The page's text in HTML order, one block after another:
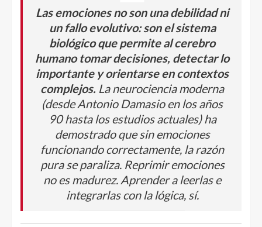
Las emociones no son una debilidad ni
un fallo evolutivo: son el sistema
biológico que permite al cerebro
humano tomar decisiones, detectar lo
importante y orientarse en contextos
complejos. La neurociencia moderna
(desde Antonio Damasio en los años
90 hasta los estudios actuales) ha
demostrado que sin emociones
funcionando correctamente, la razón
pura se paraliza. Reprimir emociones
no es madurez. Aprender a leerlas e
integrarlas con la lógica, sí.